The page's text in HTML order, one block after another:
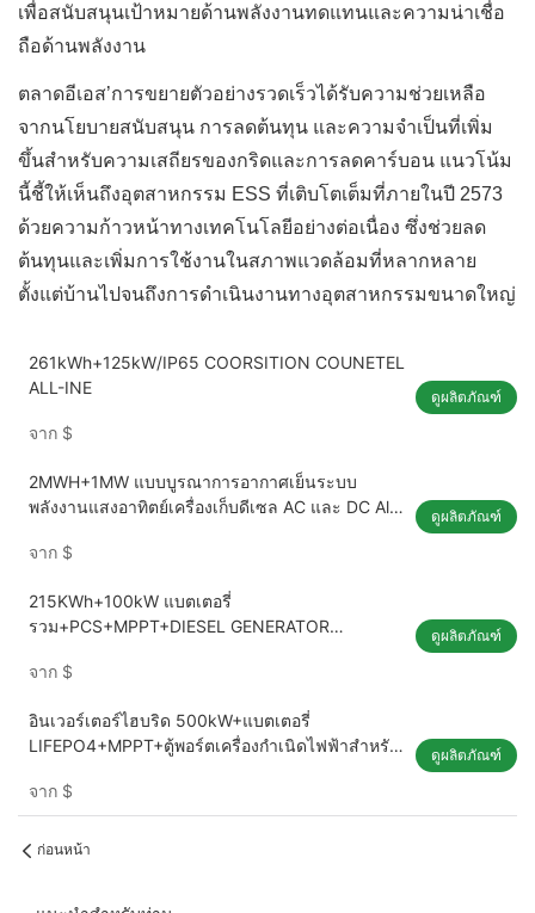
เพื่อสนับสนุนเป้าหมายด้านพลังงานทดแทนและความน่าเชื่อ
ถือด้านพลังงาน
ตลาดอีเอส’การขยายตัวอย่างรวดเร็วได้รับความช่วยเหลือ
จากนโยบายสนับสนุน การลดต้นทุน และความจำเป็นที่เพิ่ม
ขึ้นสำหรับความเสถียรของกริดและการลดคาร์บอน แนวโน้ม
นี้ชี้ให้เห็นถึงอุตสาหกรรม ESS ที่เติบโตเต็มที่ภายในปี 2573
ด้วยความก้าวหน้าทางเทคโนโลยีอย่างต่อเนื่อง ซึ่งช่วยลด
ต้นทุนและเพิ่มการใช้งานในสภาพแวดล้อมที่หลากหลาย
ตั้งแต่บ้านไปจนถึงการดำเนินงานทางอุตสาหกรรมขนาดใหญ่
261kWh+125kW/IP65 COORSITION COUNETEL
ALL-INE
จาก $
ดูผลิตภัณฑ์
2MWH+1MW แบบบูรณาการอากาศเย็นระบบ
พลังงานแสงอาทิตย์เครื่องเก็บดีเซล AC และ DC All-
จาก $
ดูผลิตภัณฑ์
215KWh+100kW แบตเตอรี่
รวม+PCS+MPPT+DIESEL GENERATOR
จาก $
ดูผลิตภัณฑ์
อินเวอร์เตอร์ไฮบริด 500kW+แบตเตอรี่
LIFEPO4+MPPT+ตู้พอร์ตเครื่องกำเนิดไฟฟ้าสำหรับ
จาก $
ดูผลิตภัณฑ์
ก่อนหน้า